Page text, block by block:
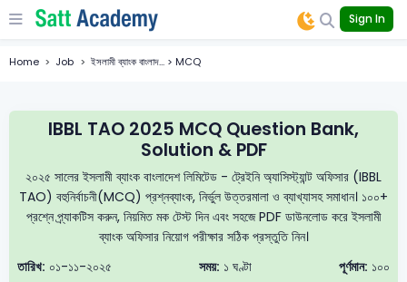
Sign In
Home Job ইসলামী ব্যাংক বাংলাদ... > MCQ
IBBL TAO 2025 MCQ Question Bank,
Solution & PDF
২০২৫ সালের ইসলামী ব্যাংক বাংলাদেশ লিমিটেড - ট্রেইনি অ্যাসিস্ট্যান্ট অফিসার (IBBL
TAO) বহুনির্বাচনী(MCQ) প্রশ্নব্যাংক, নির্ভুল উত্তরমালা ও ব্যাখ্যাসহ সমাধান। ১০০+
প্রশ্নে প্র্যাকটিস করুন, নিয়মিত মক টেস্ট দিন এবং সহজে PDF ডাউনলোড করে ইসলামী
ব্যাংক অফিসার নিয়োগ পরীক্ষার সঠিক প্রস্তুতি নিন।
তারিখ: ০১-১১-২০২৫ সময়: ১ ঘণ্টা পূর্ণমান: ১০০